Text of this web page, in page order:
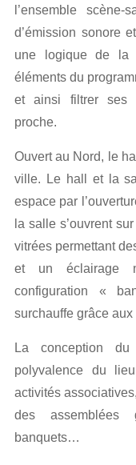
l’ensemble
d’émission sonore
une logique de la
éléments du
et ainsi filtrer ses
proche.
Ouvert au Nord, le
ville. Le hall et la
espace par
la salle s’ouvrent
vitrées permettant
et un éclairage
configuration «
surchauffe grâce
La conception
polyvalence du
activités
des assemblées
banquets…